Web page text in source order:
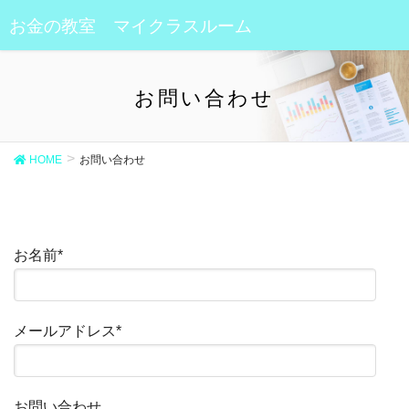
お金の教室 マイクラスルーム
お問い合わせ
HOME お問い合わせ
お名前*
メールアドレス*